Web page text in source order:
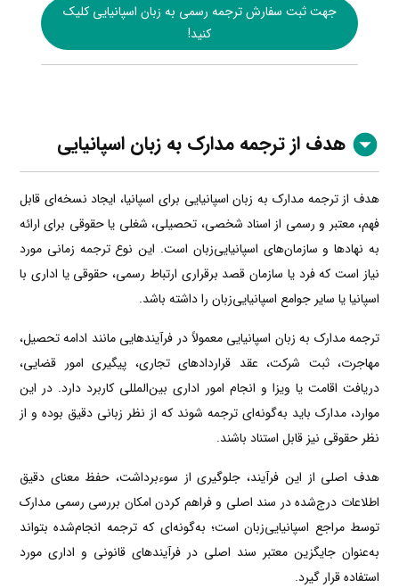
جهت ثبت سفارش ترجمه رسمی به زبان اسپانیایی کلیک
کنید!
هدف از ترجمه مدارک به زبان اسپانیایی
هدف از ترجمه مدارک به زبان اسپانیایی برای اسپانیا، ایجاد نسخه‌ای قابل
فهم، معتبر و رسمی از اسناد شخصی، تحصیلی، شغلی یا حقوقی برای ارائه
به نهادها و سازمان‌های اسپانیایی‌زبان است. این نوع ترجمه زمانی مورد
نیاز است که فرد یا سازمان قصد برقراری ارتباط رسمی، حقوقی یا اداری با
اسپانیا یا سایر جوامع اسپانیایی‌زبان را داشته باشد.
ترجمه مدارک به زبان اسپانیایی معمولاً در فرآیندهایی مانند ادامه تحصیل،
مهاجرت، ثبت شرکت، عقد قراردادهای تجاری، پیگیری امور قضایی،
دریافت اقامت یا ویزا و انجام امور اداری بین‌المللی کاربرد دارد. در این
موارد، مدارک باید به‌گونه‌ای ترجمه شوند که از نظر زبانی دقیق بوده و از
نظر حقوقی نیز قابل استناد باشند.
هدف اصلی از این فرآیند، جلوگیری از سوءبرداشت، حفظ معنای دقیق
اطلاعات درج‌شده در سند اصلی و فراهم کردن امکان بررسی رسمی مدارک
توسط مراجع اسپانیایی‌زبان است؛ به‌گونه‌ای که ترجمه انجام‌شده بتواند
به‌عنوان جایگزین معتبر سند اصلی در فرآیندهای قانونی و اداری مورد
استفاده قرار گیرد.